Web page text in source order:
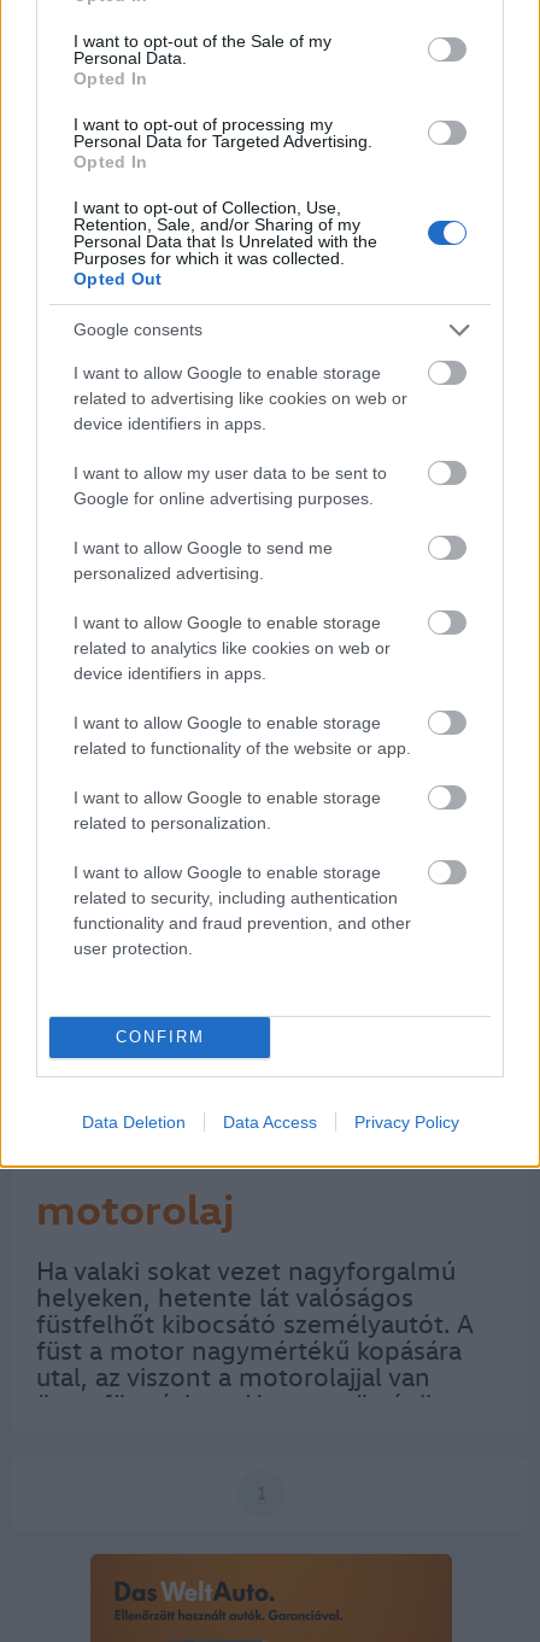
use your data for below specified purposes in below Google
consent section.
I want to opt-out of the Sale of my
Personal Data.
Opted In
I want to opt-out of processing my
Personal Data for Targeted Advertising.
Opted In
I want to opt-out of Collection, Use,
Retention, Sale, and/or Sharing of my
Personal Data that Is Unrelated with the
Purposes for which it was collected.
Opted Out
Google consents
I want to allow Google to enable storage
related to advertising like cookies on web or
device identifiers in apps.
I want to allow my user data to be sent to
Google for online advertising purposes.
I want to allow Google to send me
personalized advertising.
I want to allow Google to enable storage
related to analytics like cookies on web or
device identifiers in apps.
I want to allow Google to enable storage
related to functionality of the website or app.
I want to allow Google to enable storage
related to personalization.
I want to allow Google to enable storage
related to security, including authentication
functionality and fraud prevention, and other
user protection.
CONFIRM
Data Deletion Data Access Privacy Policy
Így válasszon
motorolajat
Nem véletlen, hogy az autógyárak
részletesen előírják, hogy melyik
motorolajat kell használniuk a
márkaszervizeknek. Két okból is
előírásokat. Egyrészt azért, mert ha
bármilyen garanciális probléma van az
autóval, az…
Amiről kevés szó esik: a
motorolaj
Ha valaki sokat vezet nagyforgalmú
helyeken, hetente lát valóságos
füstfelhőt kibocsátó személyautót. A
füst a motor nagymértékű kopására
utal, az viszont a motorolajjal van
összefüggésben. Ha nem történik meg